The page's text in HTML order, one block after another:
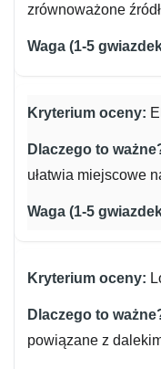
zrównoważone
ułatwia miejscowe
powiązane z